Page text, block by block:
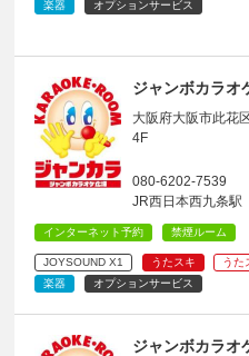
楽器
オプションサービス
ジャンボカラ
大阪府大阪市此花
4F
080-6202-7539
JR西日本西九条駅
インターネット予約 禁煙ルーム
JOYSOUND X1 うたスキ
うた
楽器
オプションサービス
ジャンボカラ